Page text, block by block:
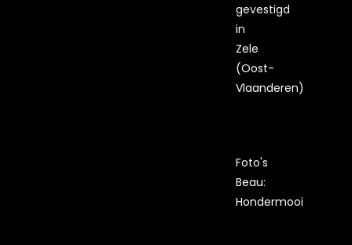
gevestigd
in
Zele
(Oost-
Vlaanderen)
Foto's
Beau:
Hondermooi